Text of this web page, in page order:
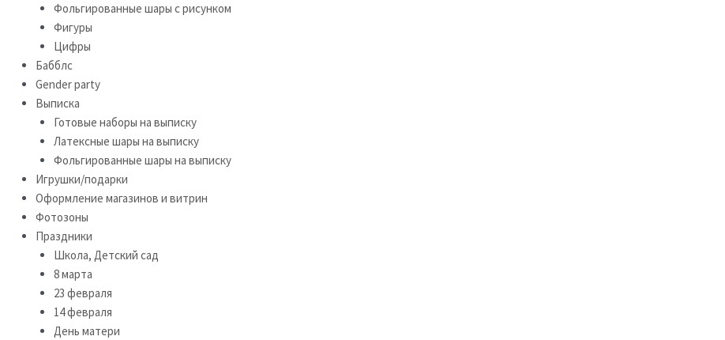
Фольгированные шары с рисунком
Фигуры
Цифры
Бабблс
Gender party
Выписка
Готовые наборы на выписку
Латексные шары на выписку
Фольгированные шары на выписку
Игрушки/подарки
Оформление магазинов и витрин
Фотозоны
Праздники
Школа, Детский сад
8 марта
23 февраля
14 февраля
День матери